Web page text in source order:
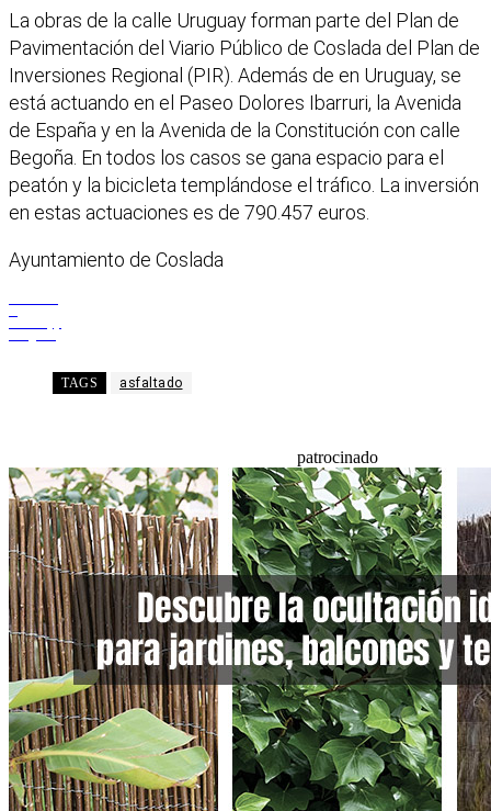
La obras de la calle Uruguay forman parte del Plan de
Pavimentación del Viario Público de Coslada del Plan de
Inversiones Regional (PIR). Además de en Uruguay, se
está actuando en el Paseo Dolores Ibarruri, la Avenida
de España y en la Avenida de la Constitución con calle
Begoña. En todos los casos se gana espacio para el
peatón y la bicicleta templándose el tráfico. La inversión
en estas actuaciones es de 790.457 euros.
Ayuntamiento de Coslada
TAGS asfaltado
patrocinado